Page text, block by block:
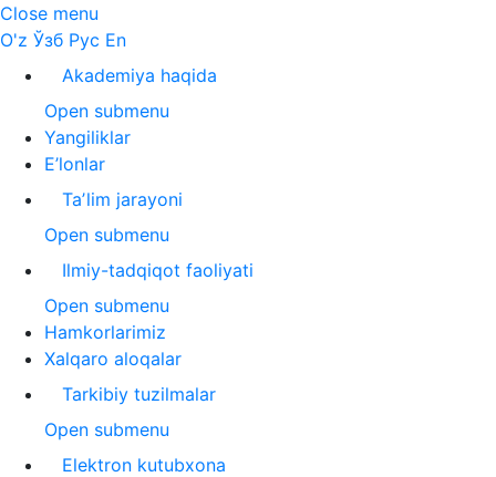
Close menu
O'z Ўзб Рус En
Akademiya haqida
Open submenu
Yangiliklar
E’lonlar
Taʼlim jarayoni
Open submenu
Ilmiy-tadqiqot faoliyati
Open submenu
Hamkorlarimiz
Xalqaro aloqalar
Tarkibiy tuzilmalar
Open submenu
Elektron kutubxona